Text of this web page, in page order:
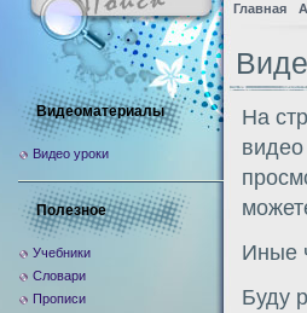
Главная
На
Иные
Буду
Видеоматериалы
Видео уроки
Полезное
Учебники
Словари
Прописи